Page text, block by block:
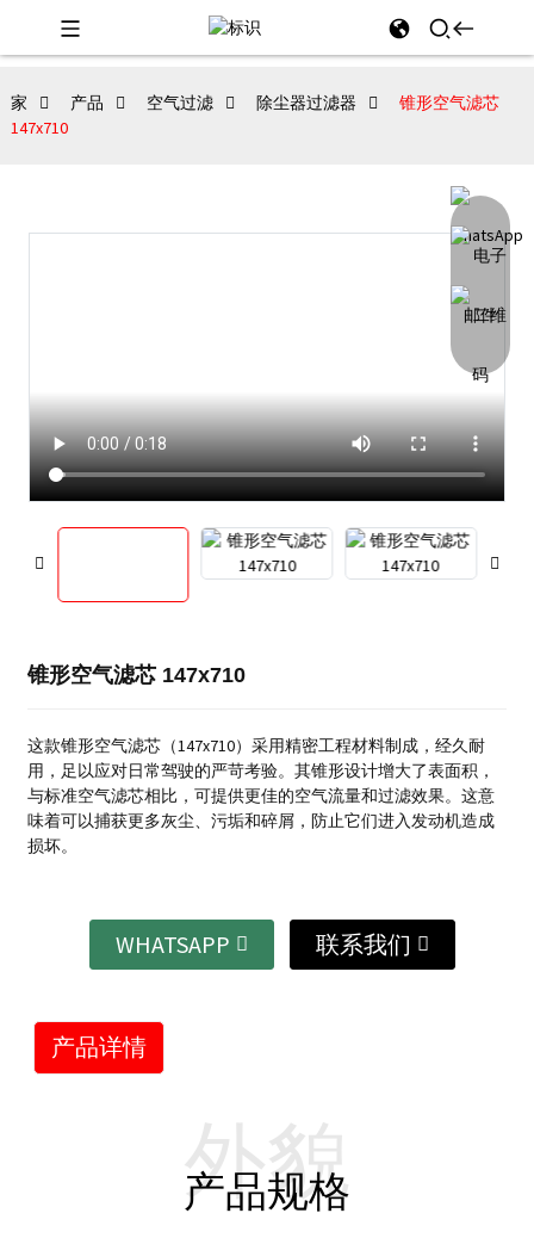
家 产品 空气过滤 除尘器过滤器
锥形空气滤芯
147x710
锥形空气滤芯 147x710
这款锥形空气滤芯（147x710）采用精密工程材料制成，经久耐
用，足以应对日常驾驶的严苛考验。其锥形设计增大了表面积，
与标准空气滤芯相比，可提供更佳的空气流量和过滤效果。这意
味着可以捕获更多灰尘、污垢和碎屑，防止它们进入发动机造成
损坏。
WHATSAPP 联系我们
产品详情
产品规格
外貌